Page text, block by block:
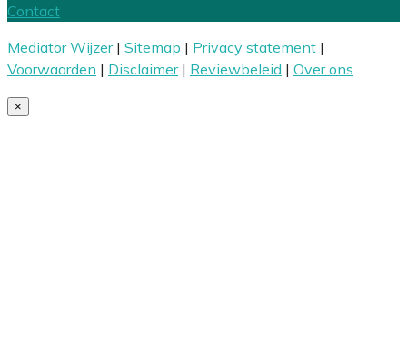
Contact
Mediator Wijzer| Sitemap | Privacy statement |
Voorwaarden | Disclaimer| Reviewbeleid | Over ons
×